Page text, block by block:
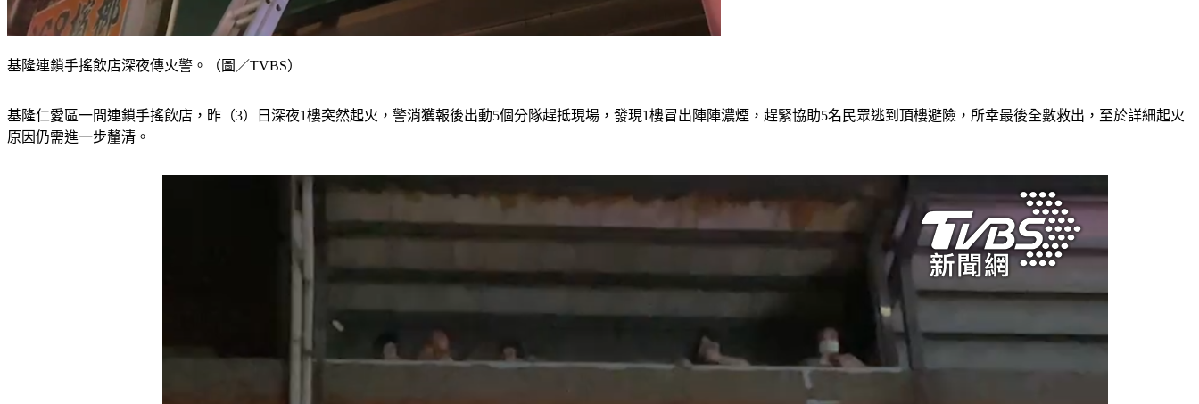
基隆連鎖手搖飲店深夜傳火警。（圖／TVBS）
基隆仁愛區一間連鎖手搖飲店，昨（3）日深夜1樓突然起火，警消獲報後出動5個分隊趕抵現場，發現1樓冒出陣陣濃煙，趕緊協助5名民眾逃到頂樓避險，所幸最後全數救出，至於詳細起火
原因仍需進一步釐清。